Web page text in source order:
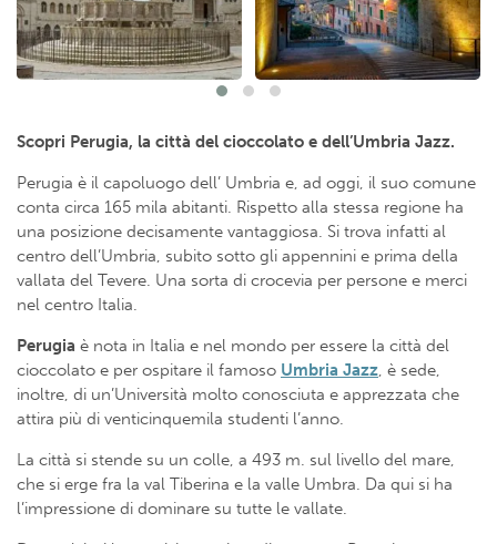
Scopri Perugia, la città del cioccolato e dell’Umbria Jazz.
Perugia è il capoluogo dell’ Umbria e, ad oggi, il suo comune
conta circa 165 mila abitanti. Rispetto alla stessa regione ha
una posizione decisamente vantaggiosa. Si trova infatti al
centro dell’Umbria, subito sotto gli appennini e prima della
vallata del Tevere. Una sorta di crocevia per persone e merci
nel centro Italia.
Perugia è nota in Italia e nel mondo per essere la città del
cioccolato e per ospitare il famoso Umbria Jazz, è sede,
inoltre, di un’Università molto conosciuta e apprezzata che
attira più di venticinquemila studenti l’anno.
La città si stende su un colle, a 493 m. sul livello del mare,
che si erge fra la val Tiberina e la valle Umbra. Da qui si ha
l’impressione di dominare su tutte le vallate.